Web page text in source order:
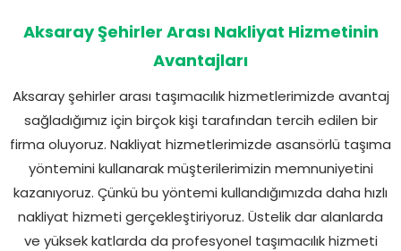
Aksaray Şehirler Arası Nakliyat Hizmetinin
Avantajları
Aksaray şehirler arası taşımacılık hizmetlerimizde avantaj
sağladığımız için birçok kişi tarafından tercih edilen bir
firma oluyoruz. Nakliyat hizmetlerimizde asansörlü taşıma
yöntemini kullanarak müşterilerimizin memnuniyetini
kazanıyoruz. Çünkü bu yöntemi kullandığımızda daha hızlı
nakliyat hizmeti gerçekleştiriyoruz. Üstelik dar alanlarda
ve yüksek katlarda da profesyonel taşımacılık hizmeti